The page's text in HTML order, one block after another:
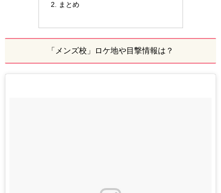
まとめ
「メンズ校」ロケ地や目撃情報は？